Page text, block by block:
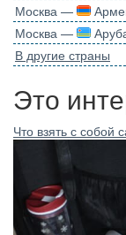
Москва —
Москва —
В другие страны
Это
Что взять с собой